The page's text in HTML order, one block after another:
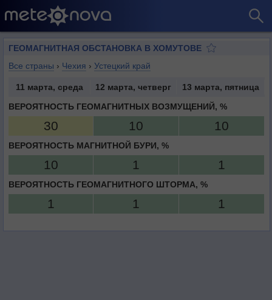
ГЕОМАГНИТНАЯ ОБСТАНОВКА В ХОМУТОВЕ
Все страны › Чехия › Устецкий край
11 марта, среда 12 марта, четверг
13 марта, пятница
ВЕРОЯТНОСТЬ ГЕОМАГНИТНЫХ ВОЗМУЩЕНИЙ, %
30 10 10
ВЕРОЯТНОСТЬ МАГНИТНОЙ БУРИ, %
10 1 1
ВЕРОЯТНОСТЬ ГЕОМАГНИТНОГО ШТОРМА, %
1 1 1